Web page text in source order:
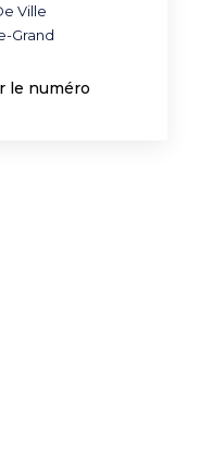
Ville
Grand
le numéro